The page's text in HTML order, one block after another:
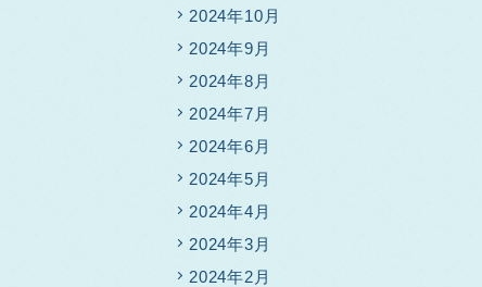
2024年10月
2024年9月
2024年8月
2024年7月
2024年6月
2024年5月
2024年4月
2024年3月
2024年2月